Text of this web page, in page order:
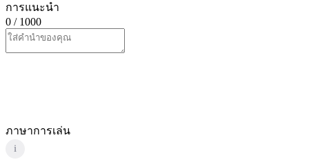
การแนะนำ
0 / 1000
ภาษาการเล่น
i